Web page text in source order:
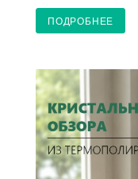
ПОДРОБНЕЕ